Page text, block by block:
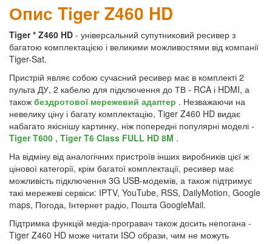
Опис Tiger Z460 HD
Tiger * Z460 HD - універсальний супутниковий ресивер з
багатою комплектацією і великими можливостями від компанії
Tiger-Sat.
Пристрій являє собою сучасний ресивер має в комплекті 2
пульта ДУ, 2 кабелю для підключення до ТВ - RCA і HDMI, а
також бездротової мережевий адаптер . Незважаючи на
невелику ціну і багату комплектацію, Tiger Z460 HD видає
набагато якіснішу картинку, ніж попередні популярні моделі -
Tiger T600 , Tiger T6 Class FULL HD 8M .
На відміну від аналогічних пристроїв інших виробників цієї ж
цінової категорії, крім багатої комплектації, ресивер має
можливість підключення 3G USB-модемів, а також підтримує
такі мережеві сервіси: IPTV, YouTube, RSS, DailyMotion, Google
maps, Погода, Інтернет радіо, Пошта GoogleMail.
Підтримка функцій медіа-програвач також досить непогана -
Tiger Z460 HD може читати ISO образи, чим не можуть